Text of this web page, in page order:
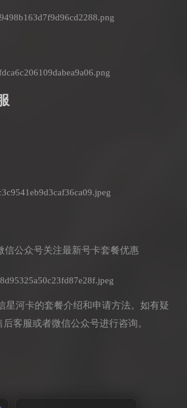
信公众号关注最新号卡套餐优惠
星河卡的套餐介绍和申请方法。如有疑
客服或者微信公众号进行咨询。